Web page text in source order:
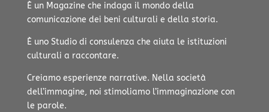
È un Magazine che indaga il mondo della
comunicazione dei beni culturali e della storia.
È uno Studio di consulenza che aiuta le istituzioni
culturali a raccontare.
Creiamo esperienze narrative. Nella società
dell’immagine, noi stimoliamo l’immaginazione con
le parole.